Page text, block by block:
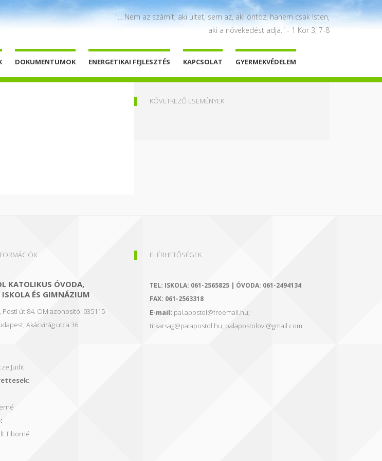
"... Nem az számít, aki ültet, sem az, aki öntöz, hanem csak Isten,
aki a növekedést adja." - 1 Kor 3, 7-8
DOKUMENTUMOK ENERGETIKAI FEJLESZTÉS KAPCSOLAT GYERMEKVÉDELEM
KÖVETKEZŐ ESEMÉNYEK
KATOLIKUS ÓVODA,
ÉS GIMNÁZIUM
Pesti út 84. OM azonosító: 035115
Akácvirág utca 36.
Judit
Tiborné
ELÉRHETŐSÉGEK
TEL: ISKOLA: 061-2565825 | ÓVODA: 061-2494134
FAX: 061-2563318
E-mail: pal.apostol@freemail.hu;
titkarsag@palapostol.hu; palapostolovi@gmail.com